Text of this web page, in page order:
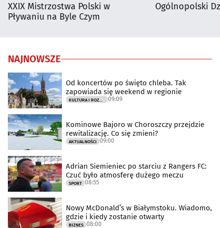
XXIX Mistrzostwa Polski w
Pływaniu na Byle Czym
Ogólnopolski
NAJNOWSZE
Od koncertów po święto chleba. Tak
zapowiada się weekend w regionie
09:09
Kominowe Bajoro w Choroszczy przejdzie
rewitalizację. Co się zmieni?
AKTUALNOŚCI 09:00
Adrian Siemieniec po starciu z Rangers FC:
Czuć było atmosferę dużego meczu
SPORT 08:55
Nowy McDonald’s w Białymstoku. Wiadomo,
gdzie i kiedy zostanie otwarty
BIZNES 08:00